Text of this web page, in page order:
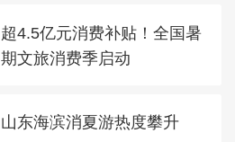
超4.5亿元消费补贴！全国暑
期文旅消费季启动
山东海滨消夏游热度攀升